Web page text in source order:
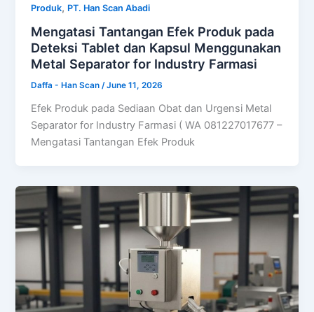
Produk, PT. Han Scan Abadi
Mengatasi Tantangan Efek Produk pada
Deteksi Tablet dan Kapsul Menggunakan
Metal Separator for Industry Farmasi
Daffa - Han Scan/June 11, 2026
Efek Produk pada Sediaan Obat dan Urgensi Metal
Separator for Industry Farmasi ( WA 081227017677 –
Mengatasi Tantangan Efek Produk